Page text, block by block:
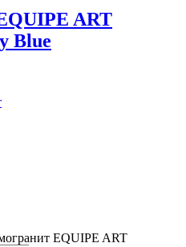
ART
Blue
EQUIPE ART